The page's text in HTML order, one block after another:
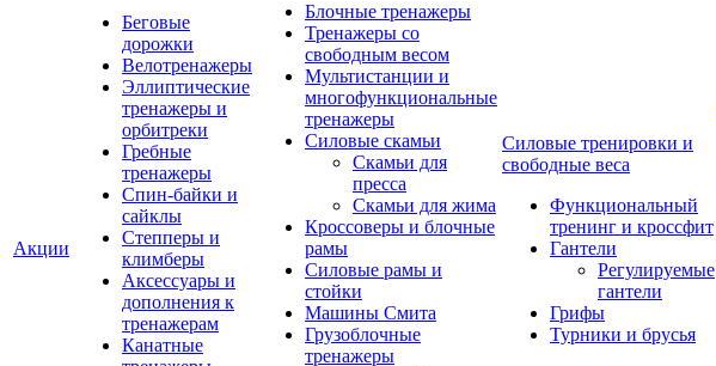
Акции
Беговые
дорожки
Велотренажеры
Эллиптические
тренажеры и
орбитреки
Гребные
тренажеры
Спин-байки и
сайклы
Степперы и
климберы
Аксессуары и
дополнения к
тренажерам
Канатные
Блочные тренажеры
Тренажеры со
свободным весом
Мультистанции и
многофункциональные
тренажеры
Силовые скамьи
Скамьи для
пресса
Скамьи для жима
Кроссоверы и блочные
рамы
Силовые рамы и
стойки
Машины Смита
Грузоблочные
тренажеры
Силовые тренировки и
свободные веса
Функциональный
тренинг и кроссфит
Гантели
Регулируемые
гантели
Грифы
Турники и брусья